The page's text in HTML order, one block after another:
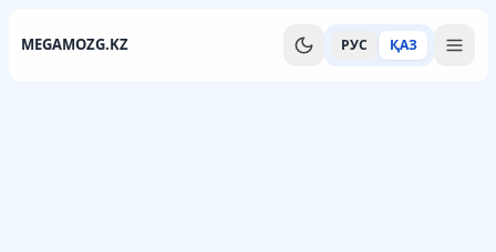
MEGAMOZG.KZ РУС ҚАЗ